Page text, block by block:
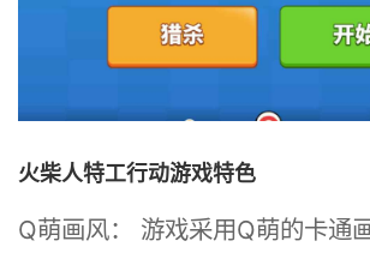
火柴人特工行动游戏特色
Q萌画风： 游戏采用Q萌的卡通